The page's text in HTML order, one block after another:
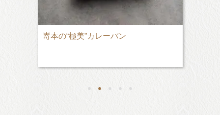
嵜本の“極美”カレーパン
● ● ● ● ●